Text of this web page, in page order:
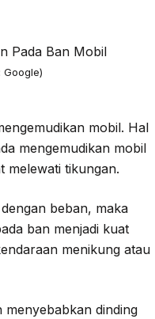
Google)
mobil. Hal
mengemudikan mobil
melewati tikungan.
beban, maka
ban menjadi kuat
menikung atau
dinding